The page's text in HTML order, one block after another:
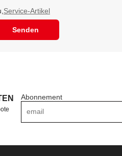
Service-Artikel
Senden
Abonnement